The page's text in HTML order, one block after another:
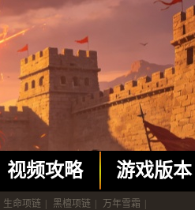
视频攻略 游戏版本
生命项链 黑檀项链 万年雪霜